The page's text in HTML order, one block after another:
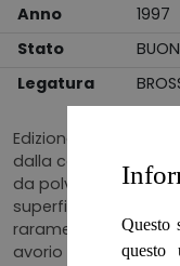
Anno
1997
Stato
Legatura
Edizione francese,
dalla copertina
da polvere non
superficiale piega al
raramente segnato
avorio ossidato. N.
Questo
questo